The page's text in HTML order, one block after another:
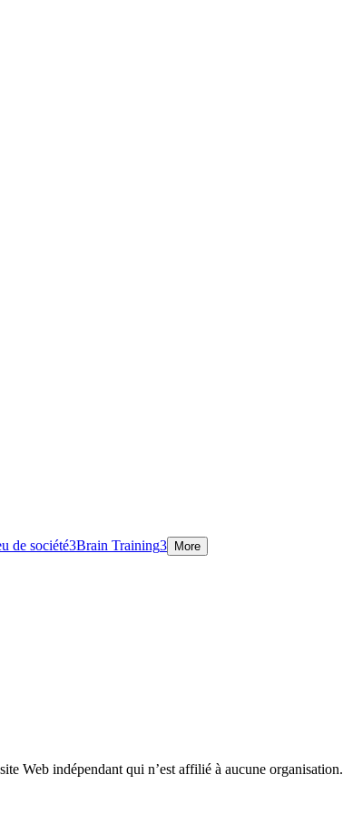
de société3Brain Training3 More
Web indépendant qui n’est affilié à aucune organisation.